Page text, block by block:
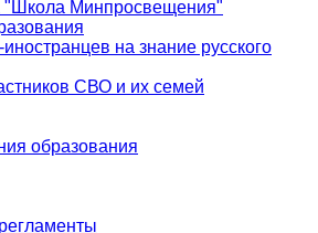
"Школа Минпросвещения"
на знание русского
СВО и их семей
образования